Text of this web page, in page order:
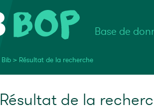
Base de
Bib > Résultat de la recherche
Résultat de la